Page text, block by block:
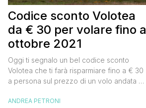
Codice sconto Volotea
da € 30 per volare fino a
ottobre 2021
Oggi ti segnalo un bel codice sconto
Volotea che ti farà risparmiare fino a € 30
a persona sul prezzo di un volo andata e
15 a tratta, che diventano € 30 su un volo
ANDREA PETRONI